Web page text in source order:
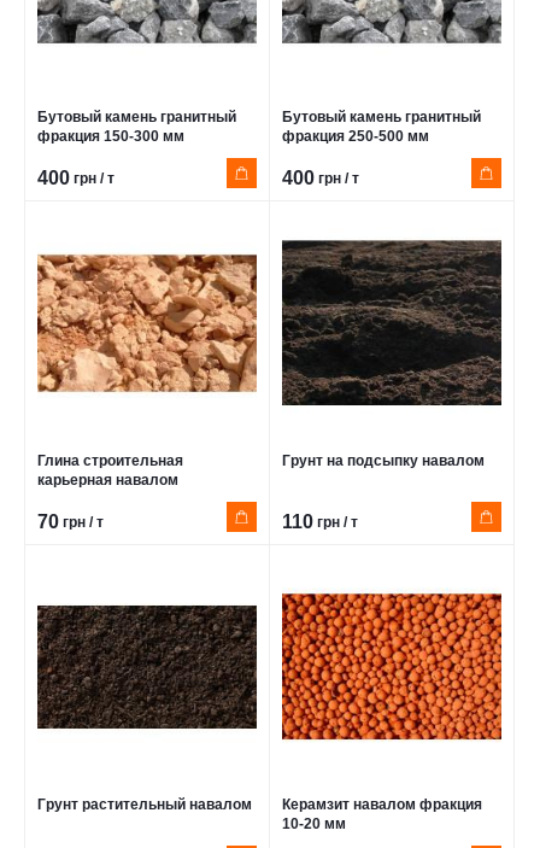
Бутовый камень гранитный
фракция 150-300 мм
400 грн / т
Бутовый камень гранитный
фракция 250-500 мм
400 грн / т
Глина строительная
карьерная навалом
70 грн / т
Грунт на подсыпку навалом
110 грн / т
Грунт растительный навалом
Керамзит навалом фракция
10-20 мм